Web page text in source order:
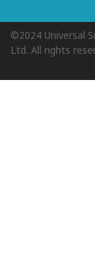
©2024 Universal
Ltd. All rights